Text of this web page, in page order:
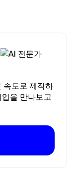
속도로 제작하
을 만나보고